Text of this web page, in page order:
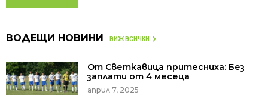
ВОДЕЩИ НОВИНИ ВИЖ ВСИЧКИ
От Светкавица притесниха: Без
заплати от 4 месеца
април 7, 2025